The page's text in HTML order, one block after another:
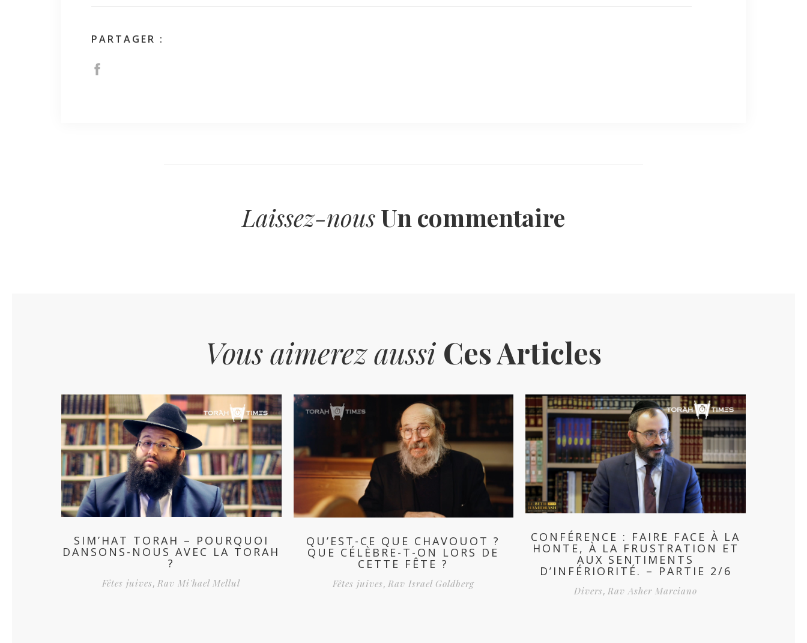
PARTAGER :
Laissez-nousUn commentaire
Vous aimerez aussi Ces Articles
SIM’HAT TORAH – POURQUOI
DANSONS-NOUS AVEC LA TORAH
?
Fêtes juives,Rav Mi'hael Mellul
QU’EST-CE QUE CHAVOUOT ?
QUE CÉLÈBRE-T-ON LORS DE
CETTE FÊTE ?
Fêtes juives, Rav Israel Goldberg
CONFÉRENCE : FAIRE FACE À LA
HONTE, À LA FRUSTRATION ET
AUX SENTIMENTS
D’INFÉRIORITÉ. – PARTIE 2/6
Divers,Rav Asher Marciano